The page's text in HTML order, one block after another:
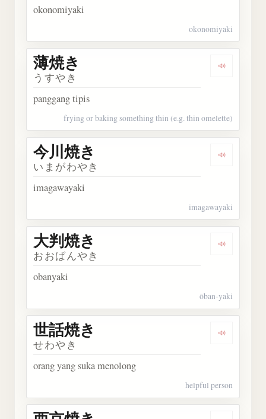
okonomiyaki
okonomiyaki
薄焼き
うすやき
panggang tipis
frying or baking something thin (e.g. thin omelette)
今川焼き
いまがわやき
imagawayaki
imagawayaki
大判焼き
おおばんやき
obanyaki
ōban-yaki
世話焼き
せわやき
orang yang suka menolong
helpful person